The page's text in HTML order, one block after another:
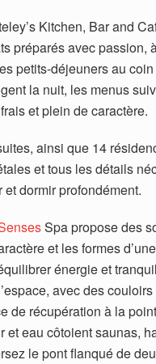
Kitchen, Bar and
préparés avec passion,
petits-déjeuners au
la nuit, les menus
et plein de caractère.
ainsi que 14
et tous les détails
dormir profondément.
Spa propose des
et les formes
énergie et
avec des
de récupération à la
et eau côtoient saunas,
le pont flanqué de